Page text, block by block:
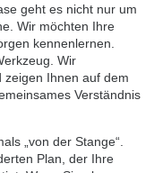
geht es nicht nur um
Wir möchten Ihre
kennenlernen.
Wir
zeigen Ihnen auf dem
Verständnis
„von der Stange“.
Plan, der Ihre